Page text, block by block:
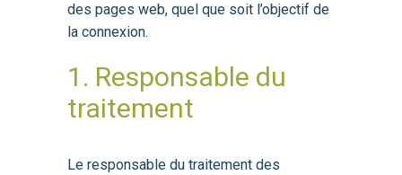
des pages web, quel que soit l’objectif de
la connexion.
1. Responsable du
traitement
Le responsable du traitement des